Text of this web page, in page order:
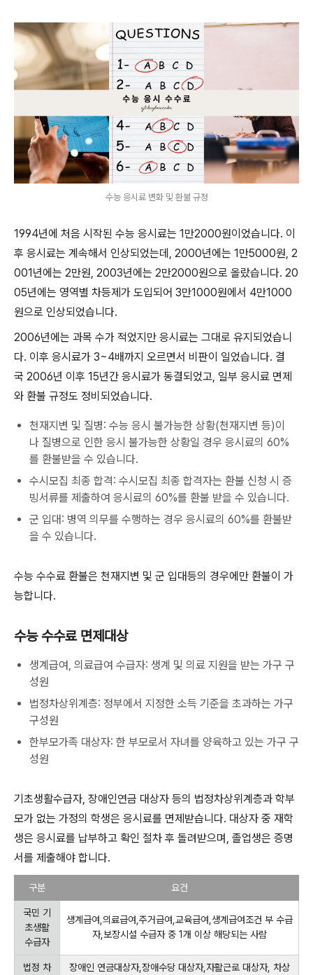
수능 응시료 변화 및 환불 규정
1994년에 처음 시작된 수능 응시료는 1만2000원이었습니다. 이
후 응시료는 계속해서 인상되었는데, 2000년에는 1만5000원, 2
001년에는 2만원, 2003년에는 2만2000원으로 올랐습니다. 20
05년에는 영역별 차등제가 도입되어 3만1000원에서 4만1000
원으로 인상되었습니다.
2006년에는 과목 수가 적었지만 응시료는 그대로 유지되었습니
다. 이후 응시료가 3~4배까지 오르면서 비판이 일었습니다. 결
국 2006년 이후 15년간 응시료가 동결되었고, 일부 응시료 면제
와 환불 규정도 정비되었습니다.
천재지변 및 질병: 수능 응시 불가능한 상황(천재지변 등)이
나 질병으로 인한 응시 불가능한 상황일 경우 응시료의 60%
를 환불받을 수 있습니다.
수시모집 최종 합격: 수시모집 최종 합격자는 환불 신청 시 증
빙서류를 제출하여 응시료의 60%를 환불 받을 수 있습니다.
군 입대: 병역 의무를 수행하는 경우 응시료의 60%를 환불받
을 수 있습니다.
수능 수수료 환불은 천재지변 및 군 입대등의 경우에만 환불이 가
능합니다.
수능 수수료 면제대상
생계급여, 의료급여 수급자: 생계 및 의료 지원을 받는 가구 구
성원
법정차상위계층: 정부에서 지정한 소득 기준을 초과하는 가구
구성원
한부모가족 대상자: 한 부모로서 자녀를 양육하고 있는 가구 구
성원
기초생활수급자, 장애인연금 대상자 등의 법정차상위계층과 학부
모가 없는 가정의 학생은 응시료를 면제받습니다. 대상자 중 재학
생은 응시료를 납부하고 확인 절차 후 돌려받으며, 졸업생은 증명
서를 제출해야 합니다.
구분 요건
국민 기
초생활
수급자
생계급여,의료급여,주거급여,교육급여,생계급여조건 부 수급
자,보장시설 수급자 중 1개 이상 해당되는 사람
법정 차
장애인 연금대상자,장애수당 대상자,자활근로 대상자, 차상